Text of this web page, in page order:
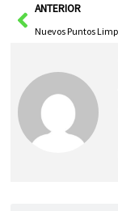
AntANTERIOR